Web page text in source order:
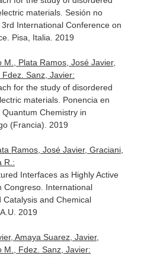
materials. Sesión no
International Conference on
Pisa, Italia. 2019
M., Plata Ramos, José Javier,
Sanz, Javier:
for the study of disordered
materials. Ponencia en
Chemistry in
(Francia). 2019
Ramos, José Javier, Graciani,
R.:
Interfaces as Highly Active
Congreso. International
Catalysis and Chemical
2019
Amaya Suarez, Javier,
M., Fdez. Sanz, Javier: